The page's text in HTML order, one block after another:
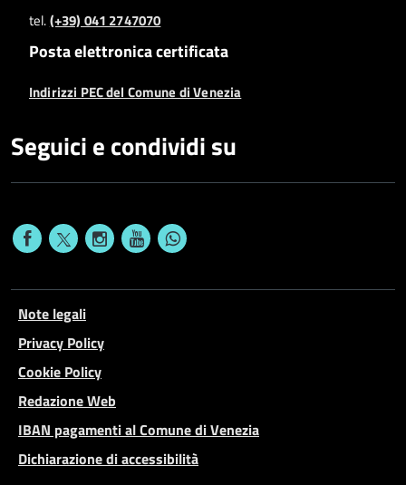
tel.(+39) 041 2747070
Posta elettronica certificata
Indirizzi PEC del Comune di Venezia
Seguici e condividi su
Note legali
Privacy Policy
Cookie Policy
Redazione Web
IBAN pagamenti al Comune di Venezia
Dichiarazione di accessibilità